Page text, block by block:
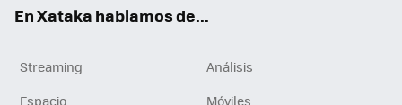
En Xataka hablamos de...
Streaming
Análisis
Espacio
Móviles